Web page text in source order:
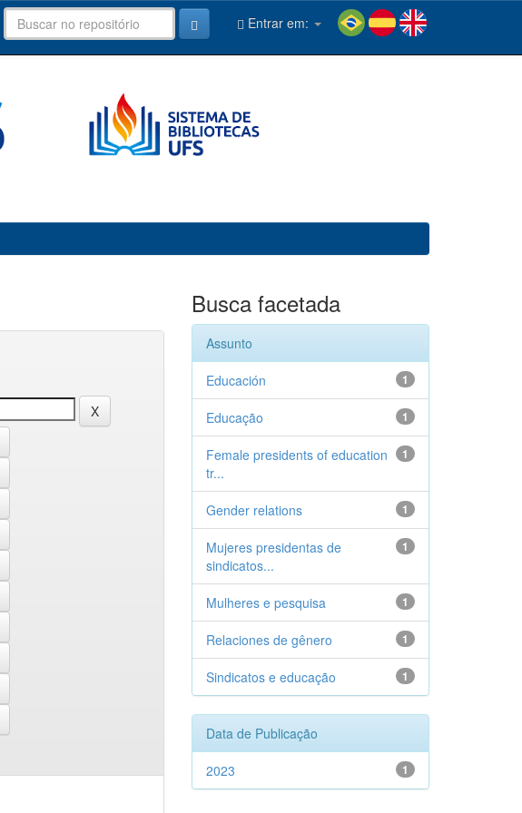
Entrar em:
Busca facetada
Assunto
1
Educación
1
Educação
1
Female presidents of education
tr...
1
Gender relations
1
Mujeres presidentas de
sindicatos...
1
Mulheres e pesquisa
1
Relaciones de gênero
1
Sindicatos e educação
Data de Publicação
1
2023